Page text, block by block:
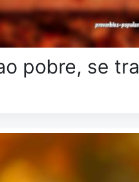
pobre, se